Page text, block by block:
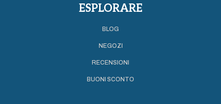
ESPLORARE
BLOG
NEGOZI
RECENSIONI
BUONI SCONTO